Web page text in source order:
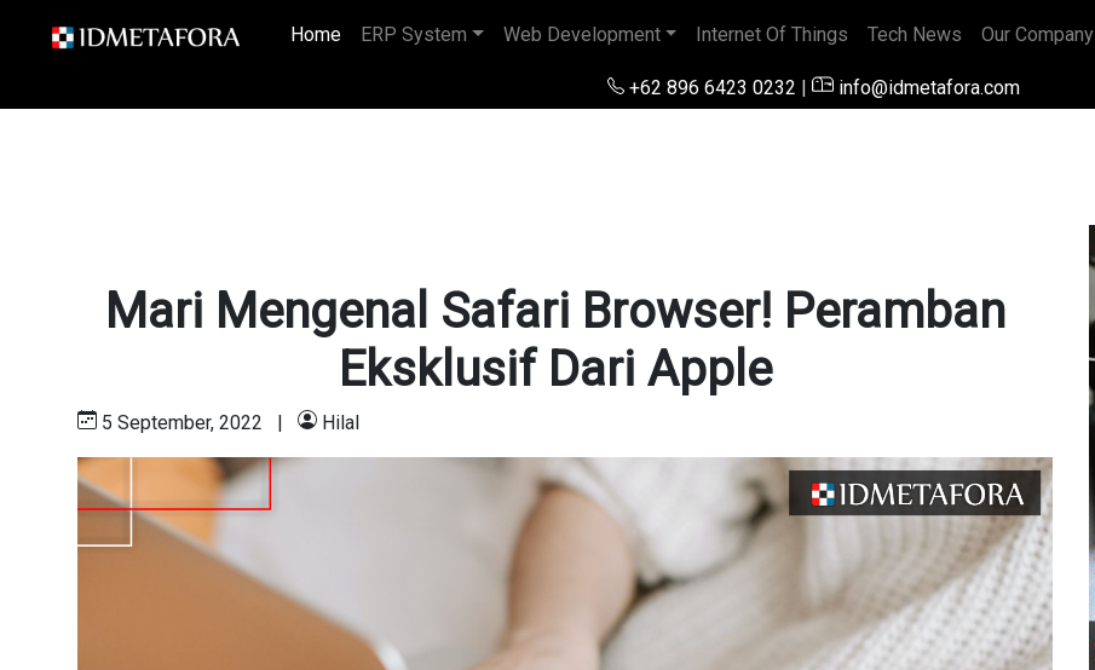
+62 896 6423 0232 | info@idmetafora.com
Home (current)
ERP System Web Development Internet Of Things Tech News Our Company
Mari Mengenal Safari Browser! Peramban
Eksklusif Dari Apple
5 September, 2022 | Hilal